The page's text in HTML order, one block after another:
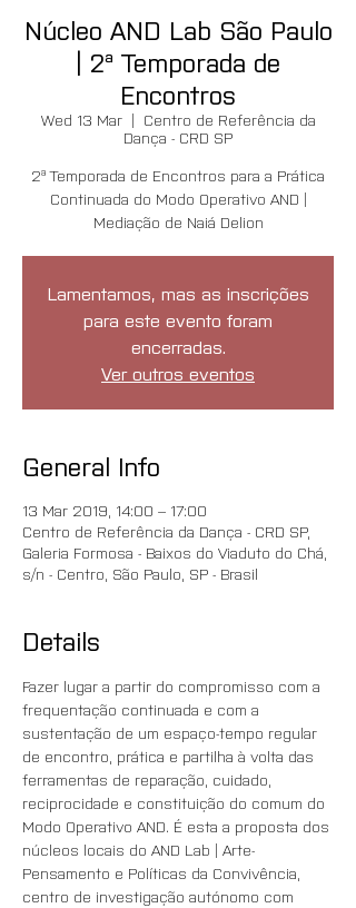
Núcleo AND Lab São Paulo
| 2ª Temporada de
Encontros
Wed 13 Mar
  |
Centro de Referência da
Dança - CRD SP
2ª Temporada de Encontros para a Prática
Continuada do Modo Operativo AND |
Mediação de Naiá Delion
Lamentamos, mas as inscrições
para este evento foram
encerradas.
Ver outros eventos
General Info
13 Mar 2019, 14:00 – 17:00
Centro de Referência da Dança - CRD SP,
Galeria Formosa - Baixos do Viaduto do Chá,
s/n - Centro, São Paulo, SP - Brasil
Details
Fazer lugar a partir do compromisso com a
frequentação continuada e com a
sustentação de um espaço-tempo regular
de encontro, prática e partilha à volta das
ferramentas de reparação, cuidado,
reciprocidade e constituição do comum do
Modo Operativo AND. É esta a proposta dos
núcleos locais do AND Lab | Arte-
Pensamento e Políticas da Convivência,
centro de investigação autónomo com